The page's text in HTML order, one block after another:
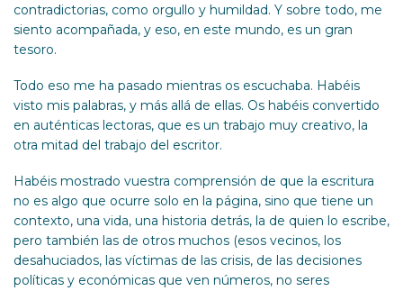
contradictorias, como orgullo y humildad. Y sobre todo, me
siento acompañada, y eso, en este mundo, es un gran
tesoro.
Todo eso me ha pasado mientras os escuchaba. Habéis
visto mis palabras, y más allá de ellas. Os habéis convertido
en auténticas lectoras, que es un trabajo muy creativo, la
otra mitad del trabajo del escritor.
Habéis mostrado vuestra comprensión de que la escritura
no es algo que ocurre solo en la página, sino que tiene un
contexto, una vida, una historia detrás, la de quien lo escribe,
pero también las de otros muchos (esos vecinos, los
desahuciados, las víctimas de las crisis, de las decisiones
políticas y económicas que ven números, no seres